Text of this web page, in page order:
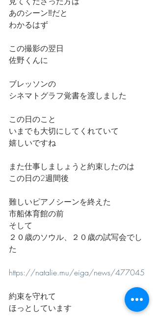
あのシーン‼️だと
わかるはず
この撮影の翌日
佐野くんに
ブレッソンの
シネマトグラフ覚書を渡しました
この日のこと
いまでも大切にしてくれていて
嬉しいですね
また仕事しましょうと約束したのは
この日の2週間後
難しいピアノシーンを終えた
市船体育館の前
そして
２０歳のソウル、２０歳の試写会でし
た
https://natalie.mu/eiga/news/477045
約束を守れて
ほっとしています